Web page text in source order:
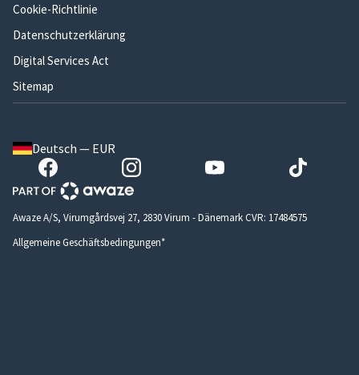
Cookie-Richtlinie
Datenschutzerklärung
Digital Services Act
Sitemap
Deutsch — EUR
Awaze A/S, Virumgårdsvej 27, 2830 Virum - Dänemark CVR: 17484575
Allgemeine Geschäftsbedingungen*